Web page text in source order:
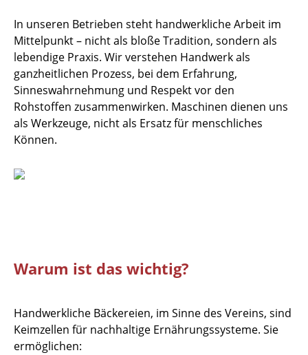
In unseren Betrieben steht handwerkliche Arbeit im
Mittelpunkt – nicht als bloße Tradition, sondern als
lebendige Praxis. Wir verstehen Handwerk als
ganzheitlichen Prozess, bei dem Erfahrung,
Sinneswahrnehmung und Respekt vor den
Rohstoffen zusammenwirken. Maschinen dienen uns
als Werkzeuge, nicht als Ersatz für menschliches
Können.
Warum ist das wichtig?
Handwerkliche Bäckereien, im Sinne des Vereins, sind
Keimzellen für nachhaltige Ernährungssysteme. Sie
ermöglichen: